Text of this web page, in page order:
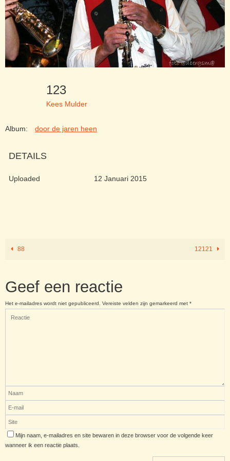
123
Kees Mulder
Album: door de jaren heen
DETAILS
Uploaded 12 Januari 2015
88 12121
Geef een reactie
Het e-mailadres wordt niet gepubliceerd. Vereiste velden zijn gemarkeerd met *
Mijn naam, e-mailadres en site bewaren in deze browser voor de volgende keer
wanneer ik een reactie plaats.